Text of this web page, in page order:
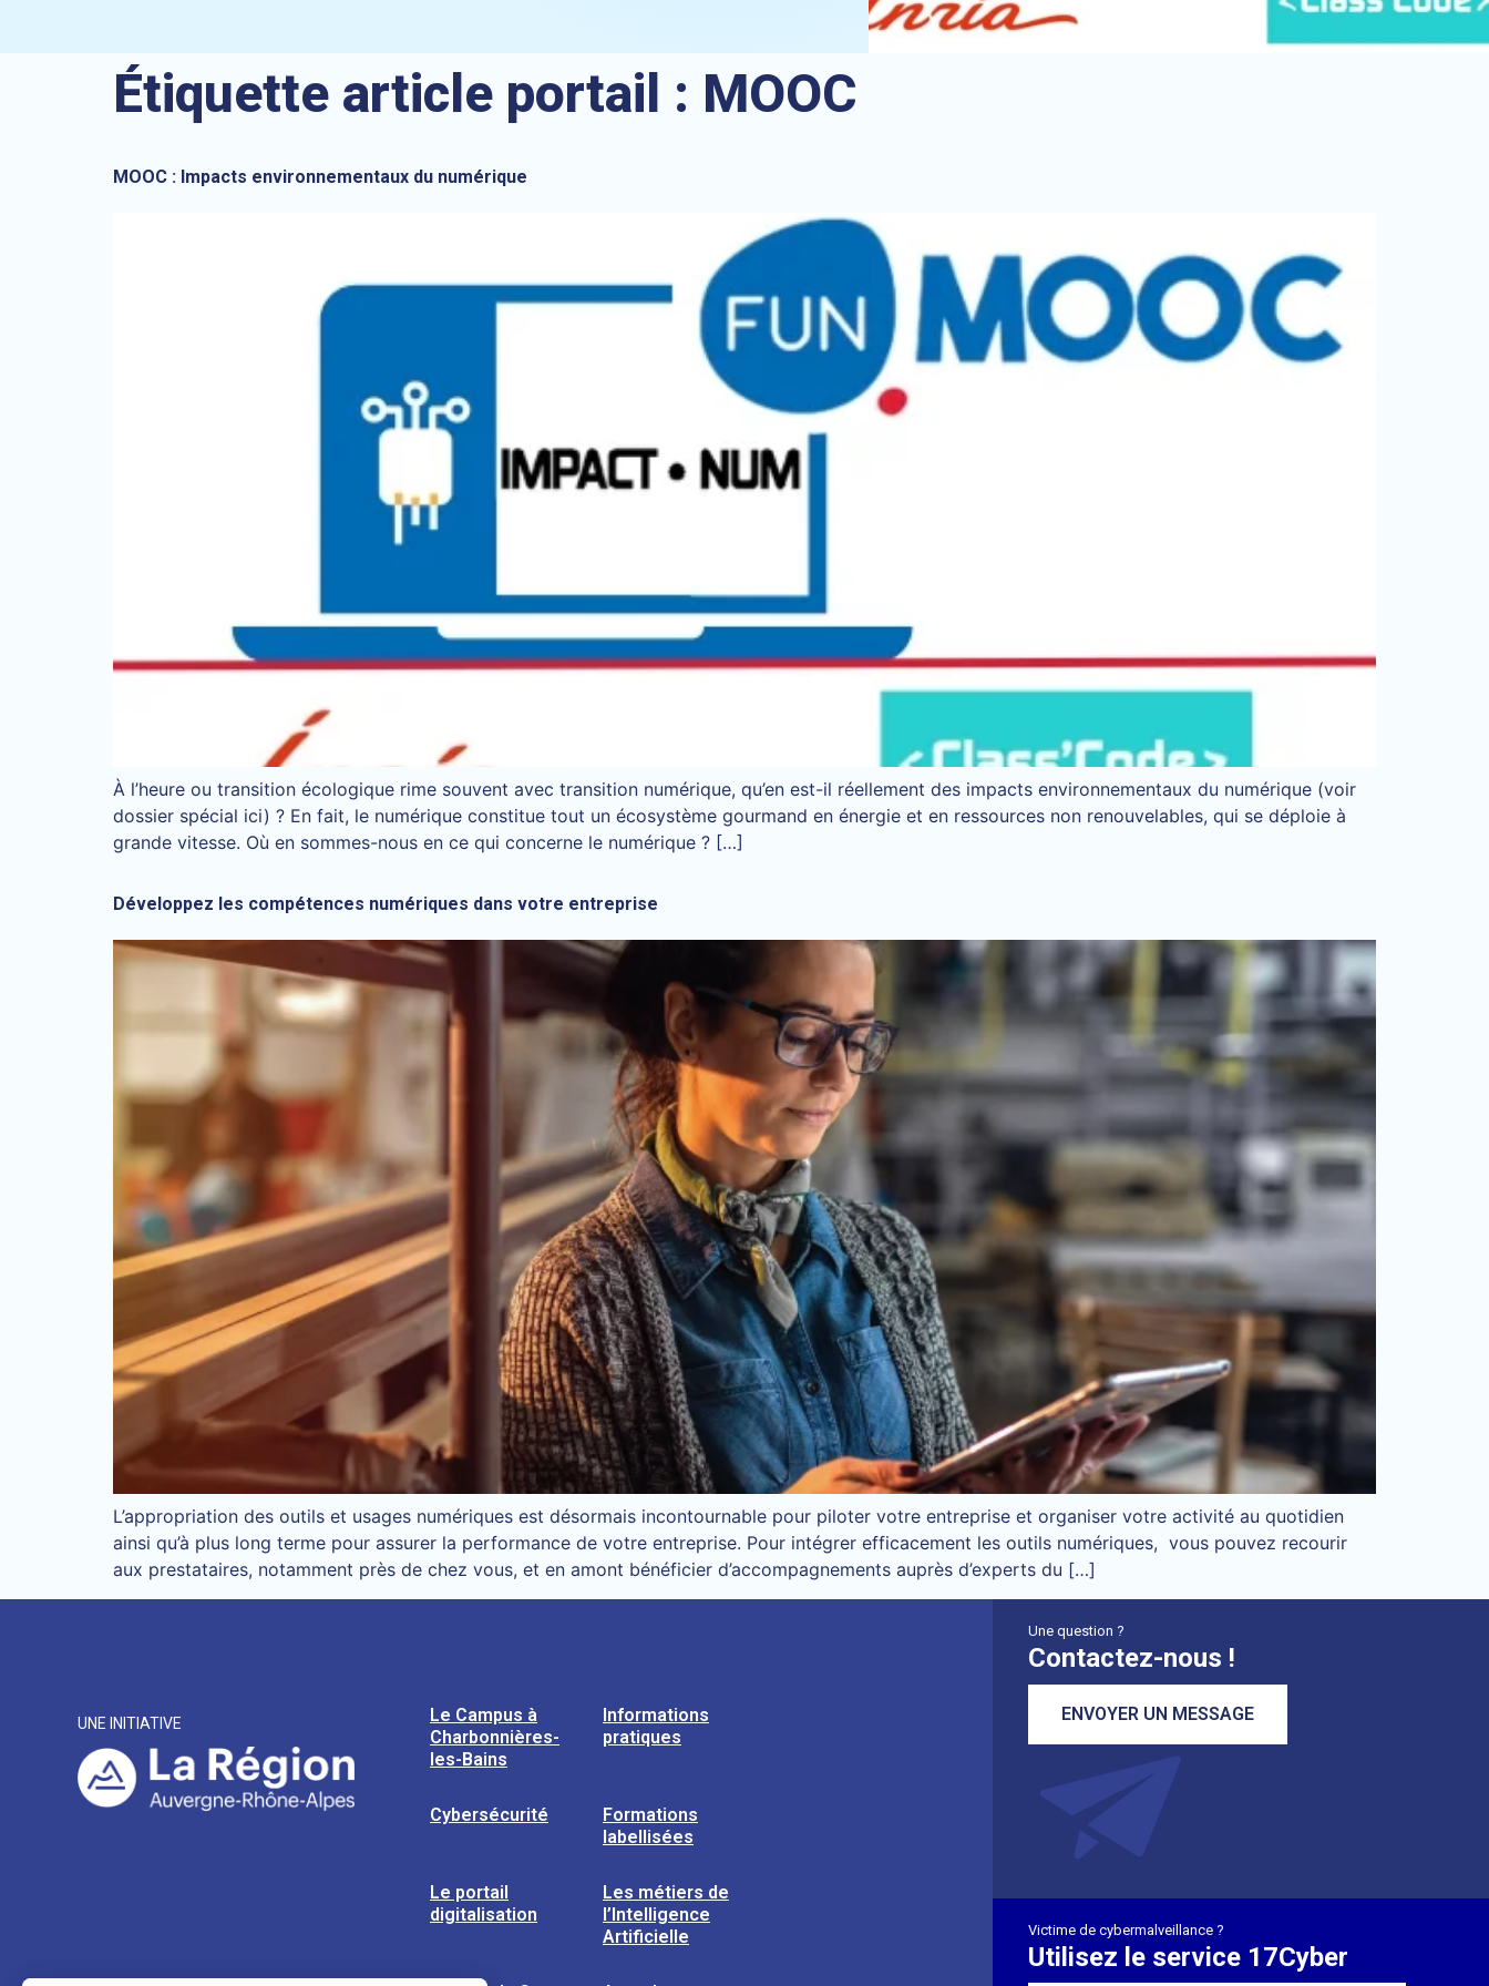
Étiquette article portail : MOOC
MOOC : Impacts environnementaux du numérique
À l’heure ou transition écologique rime souvent avec transition numérique, qu’en est-il réellement des impacts environnementaux du numérique (voir
dossier spécial ici) ? En fait, le numérique constitue tout un écosystème gourmand en énergie et en ressources non renouvelables, qui se déploie à
grande vitesse. Où en sommes-nous en ce qui concerne le numérique ? […]
Développez les compétences numériques dans votre entreprise
L’appropriation des outils et usages numériques est désormais incontournable pour piloter votre entreprise et organiser votre activité au quotidien
ainsi qu’à plus long terme pour assurer la performance de votre entreprise. Pour intégrer efficacement les outils numériques, vous pouvez recourir
aux prestataires, notamment près de chez vous, et en amont bénéficier d’accompagnements auprès d’experts du […]
UNE INITIATIVE
Le Campus à
Charbonnières-
les-Bains
Informations
pratiques
Cybersécurité
Formations
labellisées
Le portail
digitalisation
Les métiers de
l’Intelligence
Artificielle
Une question ?
Contactez-nous !
ENVOYER UN MESSAGE
Victime de cybermalveillance ?
Utilisez le service 17Cyber